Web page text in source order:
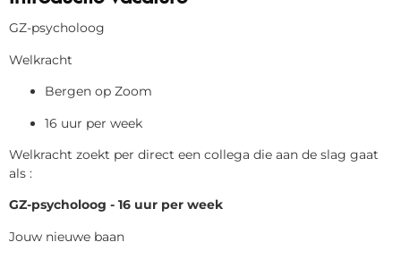
GZ-psycholoog
Welkracht
Bergen op Zoom
16 uur per week
Welkracht zoekt per direct een collega die aan de slag gaat
als :
GZ-psycholoog - 16 uur per week
Jouw nieuwe baan